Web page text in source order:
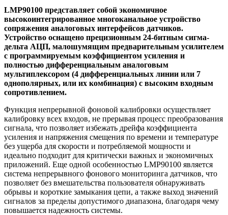
LMP90100 представляет собой экономичное
высокоинтегрированное многоканальное устройство
сопряжения аналоговых интерфейсов датчиков.
Устройство оснащено прецизионным 24-битным сигма-
дельта АЦП, малошумящим предварительным усилителем
с программируемым коэффициентом усиления и
полностью дифференциальным аналоговым
мультиплексором (4 дифференциальных линии или 7
однополярных, или их комбинация) с высоким входным
сопротивлением.
Функция непрерывной фоновой калибровки осуществляет
калибровку всех входов, не прерывая процесс преобразования
сигнала, что позволяет избежать дрейфа коэффициента
усиления и напряжения смещения по времени и температуре
без ущерба для скорости и потребляемой мощности и
идеально подходит для критически важных и экономичных
приложений. Еще одной особенностью LMP90100 является
система непрерывного фонового мониторинга датчиков, что
позволяет без вмешательства пользователя обнаруживать
обрывы и короткие замыкания цепи, а также выход значений
сигналов за пределы допустимого диапазона, благодаря чему
повышается надежность системы.